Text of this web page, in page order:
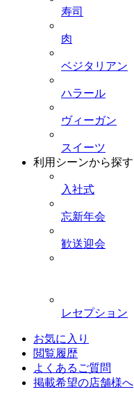
寿司
肉
ベジタリアン
ハラール
ヴィーガン
スイーツ
利用シーンから探す
入社式
忘新年会
歓送迎会
レセプション
お気に入り
閲覧履歴
よくあるご質問
掲載希望の店舗様へ